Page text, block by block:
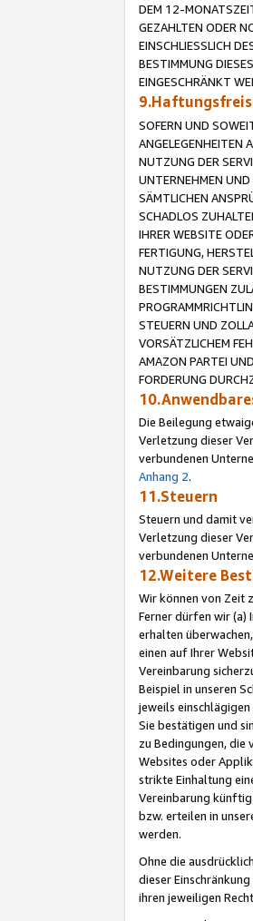
DEM 12-
GEZAHLTEN ODER
EINSCHLIESSLICH
BESTIMMUNG
EINGESCHRÄNKT
SOFERN UND
ANGELEGENHEITEN
NUTZUNG DER
UNTERNEHMEN UND
SÄMTLICHEN
SCHADLOS
IHRER WEBSITE
FERTIGUNG,
NUTZUNG DER
BESTIMMUNGEN
STEUERN UND
VORSÄTZLICHEM
AMAZON PARTEI
FORDERUNG
Die Beilegung
Verletzung dieser
verbundenen
Anhang 2.
11.Steuern
Steuern und damit
Verletzung dieser
verbundenen
12.Weitere
Wir können von Zeit
Ferner dürfen wir (a)
erhalten
einen auf Ihrer
Vereinbarung
Beispiel in unseren
jeweils
Sie bestätigen und
zu Bedingungen,
Websites oder
strikte Einhaltung
Vereinbarung künftig
bzw. erteilen in
werden.
Ohne die
dieser
ihren jeweiligen